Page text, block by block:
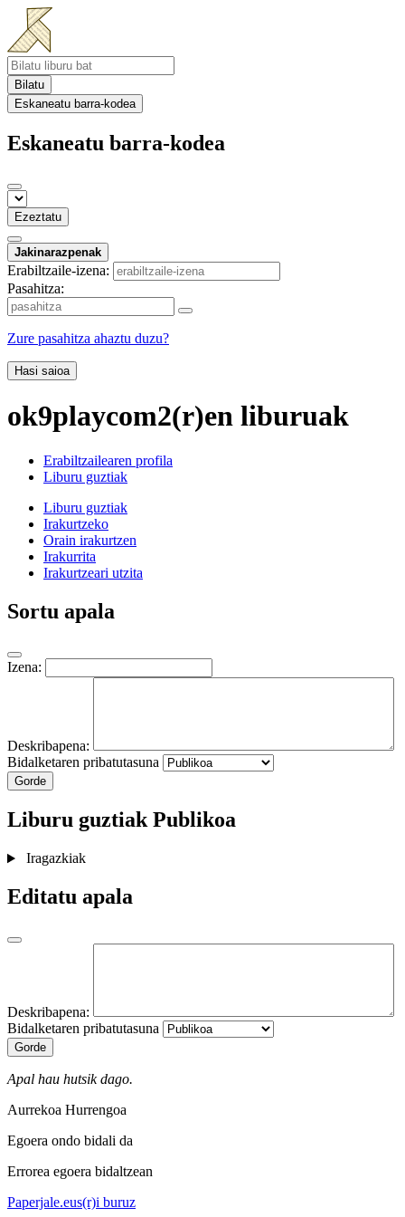
Bilatu
Eskaneatu barra-kodea
Eskaneatu barra-kodea
Ezeztatu
Jakinarazpenak
Erabiltzaile-izena:
Pasahitza:
Zure pasahitza ahaztu duzu?
Hasi saioa
ok9playcom2(r)en liburuak
Erabiltzailearen profila
Liburu guztiak
Liburu guztiak
Irakurtzeko
Orain irakurtzen
Irakurrita
Irakurtzeari utzita
Sortu apala
Izena:
Deskribapena:
Bidalketaren pribatutasuna
Gorde
Liburu guztiakPublikoa
Iragazkiak
Editatu apala
Deskribapena:
Bidalketaren pribatutasuna
Gorde
Apal hau hutsik dago.
Aurrekoa Hurrengoa
Egoera ondo bidali da
Errorea egoera bidaltzean
Paperjale.eus(r)i buruz